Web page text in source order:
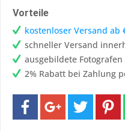
Vorteile
kostenloser Versand ab
schneller Versand
ausgebildete
2% Rabatt bei Zahlung